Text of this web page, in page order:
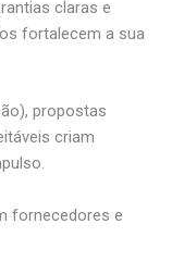
claras e
fortalecem a sua
propostas
criam
fornecedores e